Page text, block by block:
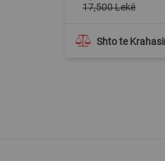
Shto te
17,500 Lekë